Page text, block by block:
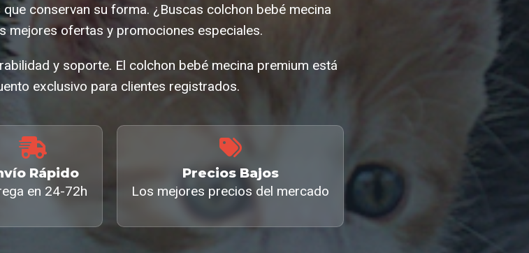
conservan su forma. ¿Buscas colchon bebé mecina
mejores ofertas y promociones especiales.
y soporte. El colchon bebé mecina premium está
exclusivo para clientes registrados.
Rápido
en 24-72h
Precios Bajos
Los mejores precios del mercado